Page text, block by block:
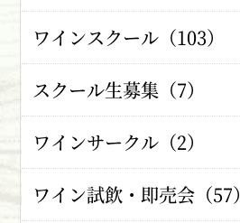
ワインスクール（103）
スクール生募集（7）
ワインサークル（2）
ワイン試飲・即売会（57）